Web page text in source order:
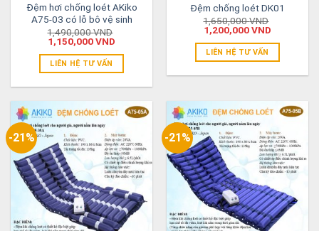
Đệm hơi chống loét AKiko
A75-03 có lỗ bô vệ sinh
1,490,000VND
1,150,000VND
LIÊN HỆ TƯ VẤN
Đệm chống loét DK01
1,650,000VND
1,200,000VND
LIÊN HỆ TƯ VẤN
-21% -21%